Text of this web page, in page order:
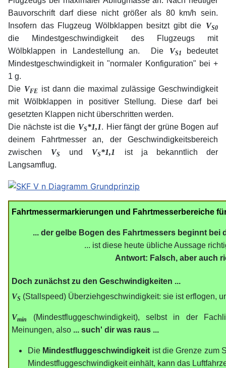
Bauvorschrift darf diese nicht größer als 80 km/h sein.
Insofern das Flugzeug Wölbklappen besitzt gibt die VS0
die Mindestgeschwindigkeit des Flugzeugs mit
Wölbklappen in Landestellung an.
Die VS1
bedeutet
Mindestgeschwindigkeit in "normaler Konfiguration" bei +
1 g.
Die VFE ist dann die maximal zulässige Geschwindigkeit
mit Wölbklappen in positiver Stellung. Diese darf bei
gesetzten Klappen nicht überschritten werden.
Die nächste ist die VS*1,1. Hier fängt der grüne Bogen auf
deinem Fahrtmesser an, der Geschwindigkeitsbereich
zwischen
VS und VS*1,1
ist ja bekanntlich der
Langsamflug.
Fahrtmessermarkierungen und Fahrtmesserbereiche
... der gelbe Bogen des Fahrtmessers beginnt bei
... ist diese heute übliche Aussage
Antwort: Falsch, aber auch
Doch zunächst zu den Geschwindigkeiten ...
VS (Stallspeed) Überziehgeschwindigkeit: sie ist erflogen,
Vmin (Mindestfluggeschwindigkeit),
selbst in der
Meinungen, also ... such' dir was raus ...
Die Mindestfluggeschwindigkeit ist die Grenze zum
Mindestfluggeschwindigkeit einhält, kann das